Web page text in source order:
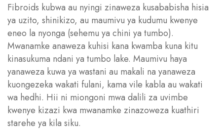
Fibroids kubwa au nyingi zinaweza kusababisha hisia
ya uzito, shinikizo, au maumivu ya kudumu kwenye
eneo la nyonga (sehemu ya chini ya tumbo).
Mwanamke anaweza kuhisi kana kwamba kuna kitu
kinasukuma ndani ya tumbo lake. Maumivu haya
yanaweza kuwa ya wastani au makali na yanaweza
kuongezeka wakati fulani, kama vile kabla au wakati
wa hedhi. Hii ni miongoni mwa dalili za uvimbe
kwenye kizazi kwa mwanamke zinazoweza kuathiri
starehe ya kila siku.